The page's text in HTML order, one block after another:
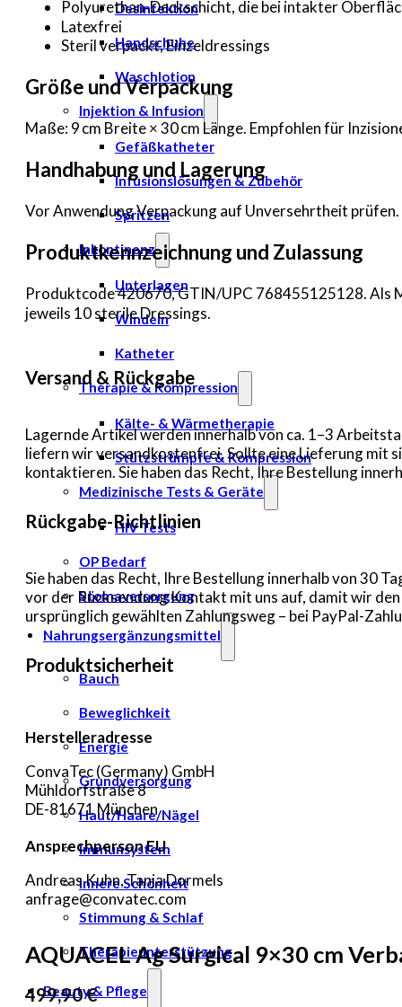
Desinfektion
Handschuhe
Waschlotion
Injektion & Infusion
Gefäßkatheter
Infusionslösungen & Zubehör
Spritzen
Inkontinenz
Unterlagen
Windeln
Katheter
Therapie & Kompression
Kälte- & Wärmetherapie
Stützstrümpfe & Kompression
Medizinische Tests & Geräte
HIV Tests
OP Bedarf
Stomaversorgung
Nahrungsergänzungsmittel
Bauch
Beweglichkeit
Energie
Grundversorgung
Haut/Haare/Nägel
Immunsystem
Innere Schönheit
Stimmung & Schlaf
Therapieunterstützung
Beauty & Pflege
Polyurethan‑Deckschicht, die bei intakter
Latexfrei
Steril verpackt, Einzeldressings
Größe und Verpackung
Maße: 9 cm Breite × 30 cm Länge. Empfohlen für
Handhabung und Lagerung
Vor Anwendung Verpackung auf Unversehrtheit
Produktkennzeichnung und Zulassung
Produktcode 420670, GTIN/UPC 768455125128. Als
jeweils 10 sterile Dressings.
Versand & Rückgabe
Lagernde Artikel werden innerhalb von ca. 1–3
liefern wir versandkostenfrei. Sollte eine Lieferung mit
kontaktieren. Sie haben das Recht, Ihre Bestellung
Rückgabe-Richtlinien
Sie haben das Recht, Ihre Bestellung innerhalb von 30
vor der Rücksendung Kontakt mit uns auf, damit wir
ursprünglich gewählten Zahlungsweg – bei PayPal-
Produktsicherheit
Herstelleradresse
ConvaTec (Germany) GmbH
Mühldorfstraße 8
DE-81671 München
Ansprechperson EU
Andreas Kuhn, Tanja Dormels
anfrage@convatec.com
AQUACEL Ag Surgical 9×30 cm
499,90€